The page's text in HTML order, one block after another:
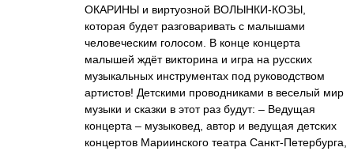
ОКАРИНЫ и виртуозной ВОЛЫНКИ-КОЗЫ,
которая будет разговаривать с малышами
человеческим голосом. В конце концерта
малышей ждёт викторина и игра на русских
музыкальных инструментах под руководством
артистов! Детскими проводниками в веселый мир
музыки и сказки в этот раз будут: – Ведущая
концерта – музыковед, автор и ведущая детских
концертов Мариинского театра Санкт-Петербурга,